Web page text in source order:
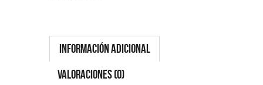
Información adicional
Valoraciones (0)